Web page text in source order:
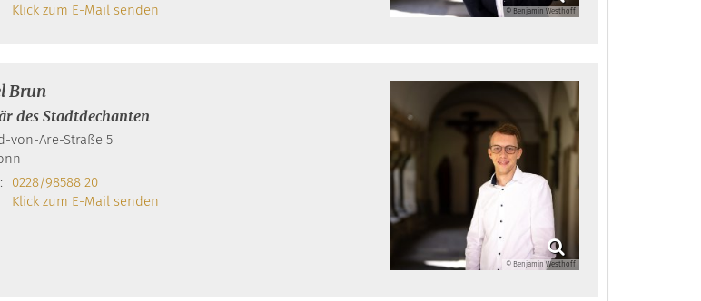
© Benjamin Westhoff
Klick zum E-Mail senden
© Benjamin Westhoff
Brun
des Stadtdechanten
von-Are-Straße 5
0228/98588 20
Klick zum E-Mail senden